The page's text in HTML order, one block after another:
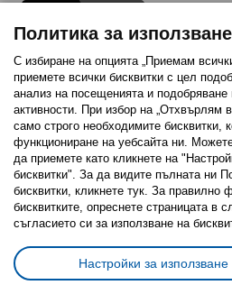
Последвайте ни:
FacebookTwitterYoutubePinterest
Политика за използване на
Избор на настройки за
Условия за ползване на ikea.bgОбща
Политика за
С избиране на опцията „Приемам
приемете всички бисквитки с цел
анализ на посещенията и подобряване
активности. При избор на „Отхвърлям
само строго необходимитe бисквитки,
функциониране на уебсайта ни.
да приемете като кликнете на
бисквитки". За да видите пълната ни
бисквитки, кликнете тук. За правилно
бисквитките, опреснете страницата в
съгласието си за използване на
Настройки за използване